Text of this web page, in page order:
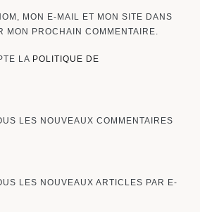
MON E-MAIL ET MON SITE DANS
MON PROCHAIN COMMENTAIRE.
LA POLITIQUE DE
LES NOUVEAUX COMMENTAIRES
LES NOUVEAUX ARTICLES PAR E-